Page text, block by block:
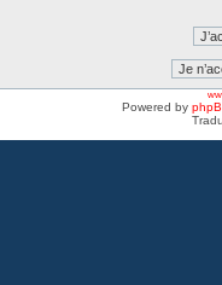
Powered by